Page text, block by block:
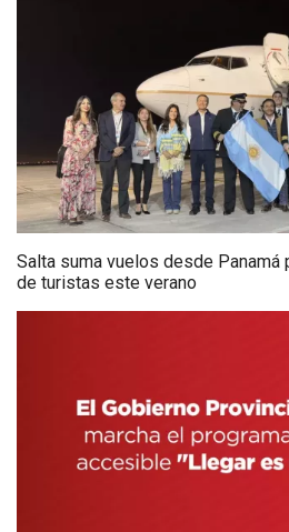
Salta suma vuelos desde Panamá
de turistas este verano